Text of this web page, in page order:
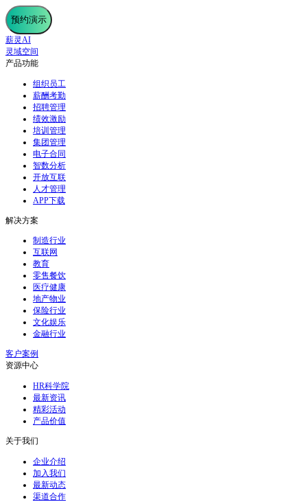
预约演示
薪灵AI
灵域空间
产品功能
组织员工
薪酬考勤
招聘管理
绩效激励
培训管理
集团管理
电子合同
智数分析
开放互联
人才管理
APP下载
解决方案
制造行业
互联网
教育
零售餐饮
医疗健康
地产物业
保险行业
文化娱乐
金融行业
客户案例
资源中心
HR科学院
最新资讯
精彩活动
产品价值
关于我们
企业介绍
加入我们
最新动态
渠道合作